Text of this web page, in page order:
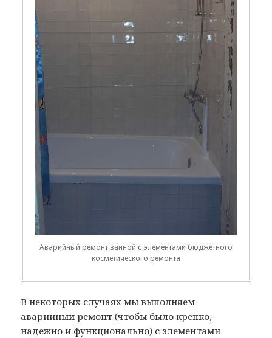
Аварийный ремонт ванной с элементами бюджетного
косметического ремонта
В некоторых случаях мы выполняем
аварийный ремонт (чтобы было крепко,
надежно и функционально) с элементами